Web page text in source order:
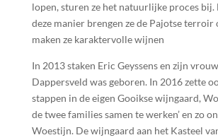
lopen, sturen ze het natuurlijke proces bij.
deze manier brengen ze de Pajotse terroir
maken ze karaktervolle wijnen
In 2013 staken Eric Geyssens en zijn
Dappersveld was geboren. In 2016 zette
stappen in de eigen Gooikse wijngaard,
de twee families samen te werken’ en zo
Woestijn. De wijngaard aan het Kasteel